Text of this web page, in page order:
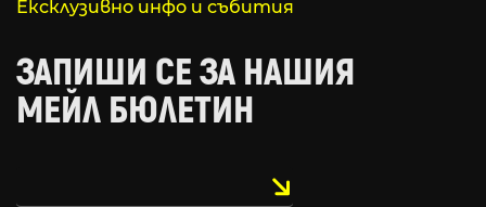
Ексклузивно инфо и събития
ЗАПИШИ СЕ ЗА НАШИЯ
МЕЙЛ БЮЛЕТИН